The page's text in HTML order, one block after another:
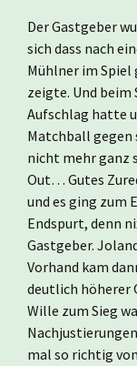
Der Gastgeber
sich dass nach
Mühlner im
zeigte. Und beim
Aufschlag hatte
Matchball gegen
nicht mehr ganz
Out… Gutes
und es ging zum
Endspurt, denn
Gastgeber.
Vorhand kam
deutlich höherer
Wille zum Sieg
mal so richtig